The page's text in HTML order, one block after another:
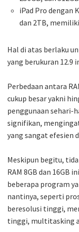
iPad Pro dengan
dan 2TB, memiliki
Hal di atas berlaku
yang berukuran 12.9
Perbedaan antara
cukup besar yakni
penggunaan sehari-
signifikan,
yang sangat efesien
Meskipun begitu,
RAM 8GB dan 16GB
beberapa program
nantinya, seperti
beresolusi tinggi,
tinggi, multitasking